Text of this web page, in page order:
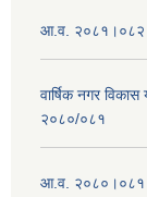
आ.व. २०८१।०८२
वार्षिक नगर
२०८०/०८१
आ.व. २०८०।०८१